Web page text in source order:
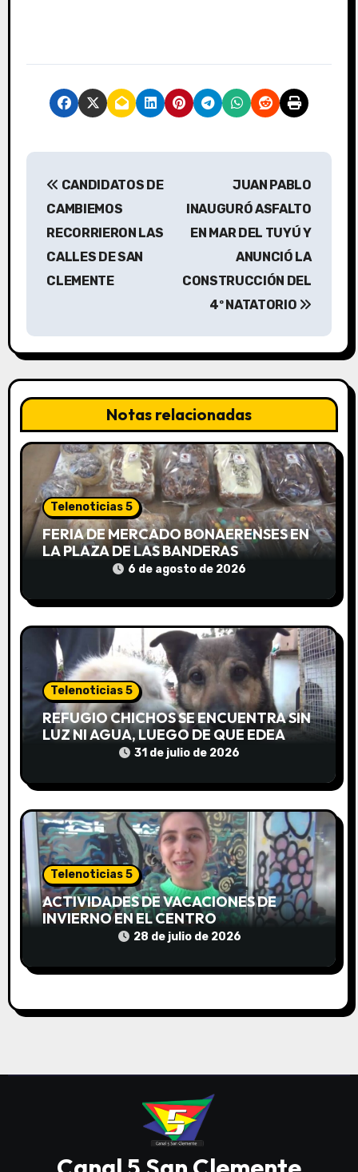
N
a
c
i
ó
d
e
e
n
t
a
d
s
CANDIDATOS DE
CAMBIEMOS
RECORRIERON LAS
CALLES DE SAN
CLEMENTE
JUAN PABLO
INAUGURÓ ASFALTO
EN MAR DEL TUYÚ Y
ANUNCIÓ LA
CONSTRUCCIÓN DEL
4º NATATORIO
Notas relacionadas
Telenoticias 5
FERIA DE MERCADO BONAERENSES EN
LA PLAZA DE LAS BANDERAS
6 de agosto de 2026
Telenoticias 5
REFUGIO CHICHOS SE ENCUENTRA SIN
LUZ NI AGUA, LUEGO DE QUE EDEA
CORTARA EL SUMINISTRO SIN AVISO
31 de julio de 2026
Telenoticias 5
ACTIVIDADES DE VACACIONES DE
INVIERNO EN EL CENTRO
COMUNITARIO EL TALA
28 de julio de 2026